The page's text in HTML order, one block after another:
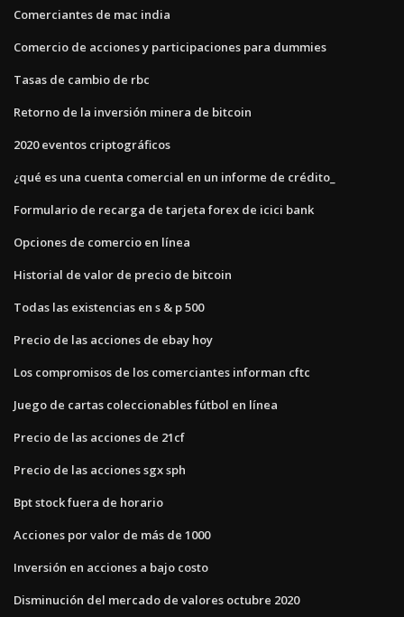
Comerciantes de mac india
Comercio de acciones y participaciones para dummies
Tasas de cambio de rbc
Retorno de la inversión minera de bitcoin
2020 eventos criptográficos
¿qué es una cuenta comercial en un informe de crédito_
Formulario de recarga de tarjeta forex de icici bank
Opciones de comercio en línea
Historial de valor de precio de bitcoin
Todas las existencias en s & p 500
Precio de las acciones de ebay hoy
Los compromisos de los comerciantes informan cftc
Juego de cartas coleccionables fútbol en línea
Precio de las acciones de 21cf
Precio de las acciones sgx sph
Bpt stock fuera de horario
Acciones por valor de más de 1000
Inversión en acciones a bajo costo
Disminución del mercado de valores octubre 2020